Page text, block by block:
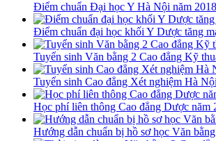
Điểm chuẩn Đại học Y Hà Nội năm
Điểm chuẩn đại học khối Y Dược tăng
Tuyển sinh Văn bằng 2 Cao đẳng Kỹ
Tuyển sinh Cao đẳng Xét nghiệm Hà
Học phí liên thông Cao đẳng Dược năm
Hướng dẫn chuẩn bị hồ sơ học Văn